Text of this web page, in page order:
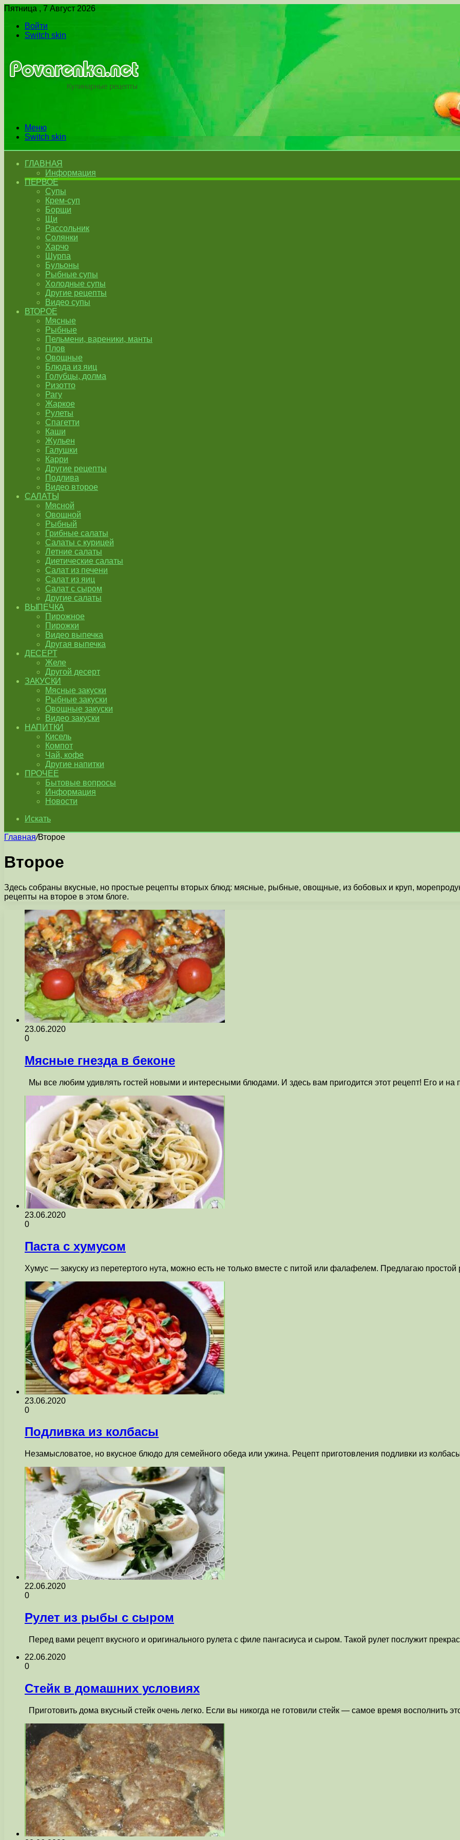
Пятница , 7 Август 2026
Войти
Switch skin
Меню
Switch skin
ГЛАВНАЯ
Информация
ПЕРВОЕ
Супы
Крем-суп
Борщи
Щи
Рассольник
Солянки
Харчо
Шурпа
Бульоны
Рыбные супы
Холодные супы
Другие рецепты
Видео супы
ВТОРОЕ
Мясные
Рыбные
Пельмени, вареники, манты
Плов
Овощные
Блюда из яиц
Голубцы, долма
Ризотто
Рагу
Жаркое
Рулеты
Спагетти
Каши
Жульен
Галушки
Карри
Другие рецепты
Подлива
Видео второе
САЛАТЫ
Мясной
Овощной
Рыбный
Грибные салаты
Салаты с курицей
Летние салаты
Диетические салаты
Салат из печени
Салат из яиц
Салат с сыром
Другие салаты
ВЫПЕЧКА
Пирожное
Пирожки
Видео выпечка
Другая выпечка
ДЕСЕРТ
Желе
Другой десерт
ЗАКУСКИ
Мясные закуски
Рыбные закуски
Овощные закуски
Видео закуски
НАПИТКИ
Кисель
Компот
Чай, кофе
Другие напитки
ПРОЧЕЕ
Бытовые вопросы
Информация
Новости
Искать
Главная/Второе
Второе
Здесь собраны вкусные, но простые рецепты вторых блюд: мясные, рыбные, овощные, из бобовых и круп,
рецепты на второе в этом блоге.
23.06.2020
0
Мясные гнезда в беконе
Мы все любим удивлять гостей новыми и интересными блюдами. И здесь вам пригодится этот рецепт! Его и
23.06.2020
0
Паста с хумусом
Хумус — закуску из перетертого нута, можно есть не только вместе с питой или фалафелем. Предлагаю
23.06.2020
0
Подливка из колбасы
Незамысловатое, но вкусное блюдо для семейного обеда или ужина. Рецепт приготовления подливки из
22.06.2020
0
Рулет из рыбы с сыром
Перед вами рецепт вкусного и оригинального рулета с филе пангасиуса и сыром. Такой рулет послужит
22.06.2020
0
Стейк в домашних условиях
Приготовить дома вкусный стейк очень легко. Если вы никогда не готовили стейк — самое время восполнить